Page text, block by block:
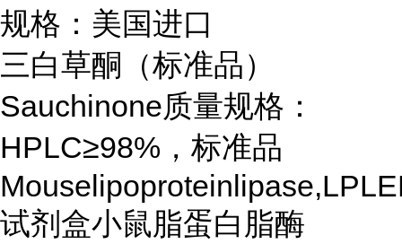
规格：美国进口
三白草酮（标准品）
Sauchinone质量规格：
HPLC≥98%，标准品
试剂盒小鼠脂蛋白脂酶